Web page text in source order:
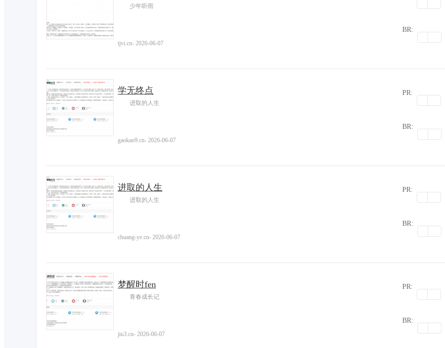
少年听雨
tjvi.cn- 2026-06-07
BR:
学无终点
进取的人生
gaokao9.cn- 2026-06-07
PR:
BR:
进取的人生
进取的人生
chuang-ye.cn- 2026-06-07
PR:
BR:
梦醒时fen
青春成长记
jiu3.cn- 2026-06-07
PR:
BR: